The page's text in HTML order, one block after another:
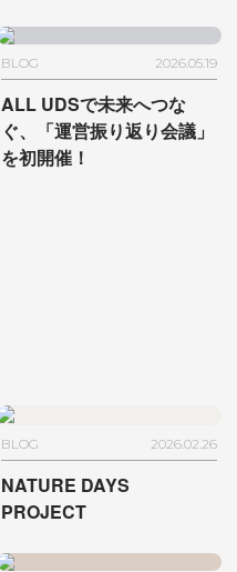
BLOG 2026.05.19
ALL UDSで未来へつな
ぐ、
「運営振り返り会議」
を初開催！
BLOG 2026.02.26
NATURE DAYS
PROJECT